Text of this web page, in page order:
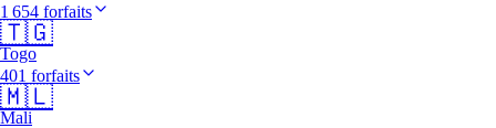
1 654 forfaits
🇹🇬
Togo
401 forfaits
🇲🇱
Mali